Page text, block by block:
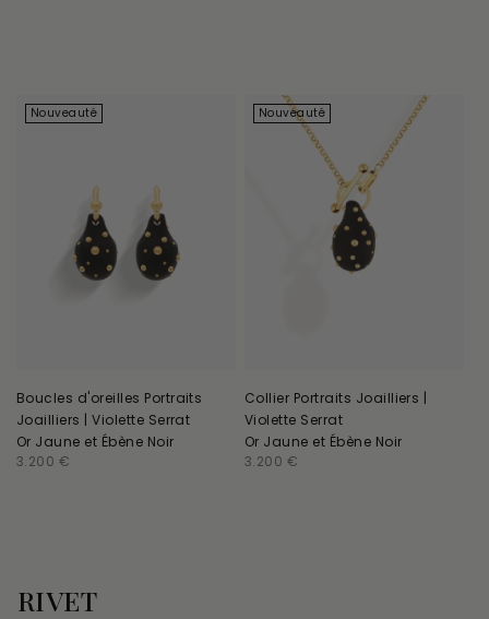
Nouveauté
Boucles d'oreilles Portraits
Joailliers | Violette Serrat
Or Jaune et Ébène Noir
Prix
3.200 €
Nouveauté
Collier Portraits Joailliers |
Violette Serrat
Or Jaune et Ébène Noir
Prix
3.200 €
RIVET